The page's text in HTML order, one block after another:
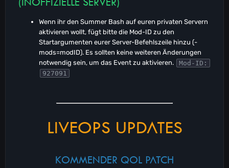
Wenn ihr den Summer Bash auf euren privaten Servern
aktivieren wollt, fügt bitte die Mod-ID zu den
Startargumenten eurer Server-Befehlszeile hinzu (-
mods=modID). Es sollten keine weiteren Änderungen
notwendig sein, um das Event zu aktivieren.
Mod-ID:
927091
LIVEOPS UPDATES
KOMMENDER QOL PATCH